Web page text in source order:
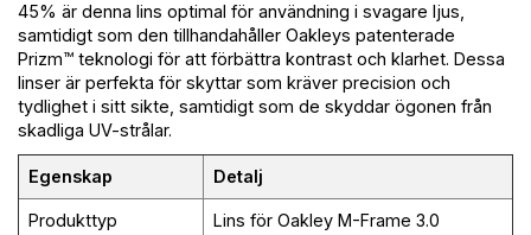
45% är denna lins optimal för användning i svagare ljus,
samtidigt som den tillhandahåller Oakleys patenterade
Prizm™ teknologi för att förbättra kontrast och klarhet. Dessa
linser är perfekta för skyttar som kräver precision och
tydlighet i sitt sikte, samtidigt som de skyddar ögonen från
skadliga UV-strålar.
Egenskap Detalj
Produkttyp Lins för Oakley M-Frame 3.0